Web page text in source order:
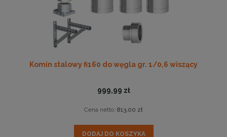
Komin stalowy fi160 do węgla gr. 1/0,6 wiszący
999,99 zł
Cena netto: 813,00 zł
DODAJ DO KOSZYKA